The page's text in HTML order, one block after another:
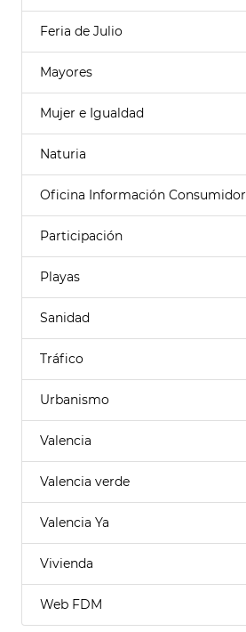
Feria de Julio
Mayores
Mujer e Igualdad
Naturia
Oficina Información Consumidor
Participación
Playas
Sanidad
Tráfico
Urbanismo
Valencia
Valencia verde
Valencia Ya
Vivienda
Web FDM